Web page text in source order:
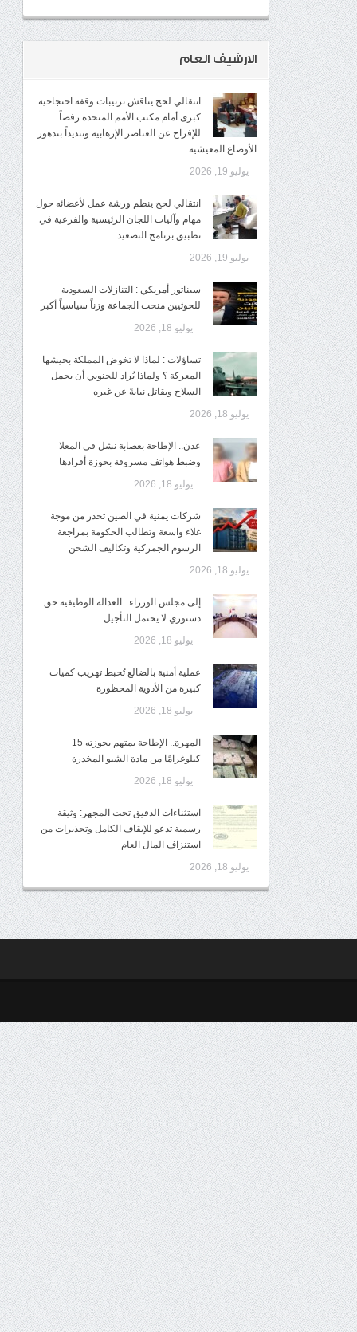
الارشيف العام
انتقالي لحج يناقش ترتيبات وقفة احتجاجية
كبرى أمام مكتب الأمم المتحدة رفضاً
للإفراج عن العناصر الإرهابية وتنديداً بتدهور
الأوضاع المعيشية
يوليو 19, 2026
انتقالي لحج ينظم ورشة عمل لأعضائه حول
مهام وآليات اللجان الرئيسية والفرعية في
تطبيق برنامج التصعيد
يوليو 19, 2026
سيناتور أمريكي : التنازلات السعودية
للحوثيين منحت الجماعة وزناً سياسياً أكبر
يوليو 18, 2026
تساؤلات : لماذا لا تخوض المملكة بجيشها
المعركة ؟ ولماذا يُراد للجنوبي أن يحمل
السلاح ويقاتل نيابةً عن غيره
يوليو 18, 2026
عدن.. الإطاحة بعصابة نشل في المعلا
وضبط هواتف مسروقة بحوزة أفرادها
يوليو 18, 2026
شركات يمنية في الصين تحذر من موجة
غلاء واسعة وتطالب الحكومة بمراجعة
الرسوم الجمركية وتكاليف الشحن
يوليو 18, 2026
إلى مجلس الوزراء.. العدالة الوظيفية حق
دستوري لا يحتمل التأجيل
يوليو 18, 2026
عملية أمنية بالضالع تُحبط تهريب كميات
كبيرة من الأدوية المحظورة
يوليو 18, 2026
المهرة.. الإطاحة بمتهم بحوزته 15
كيلوغرامًا من مادة الشبو المخدرة
يوليو 18, 2026
استثناءات الدقيق تحت المجهر: وثيقة
رسمية تدعو للإيقاف الكامل وتحذيرات من
استنزاف المال العام
يوليو 18, 2026